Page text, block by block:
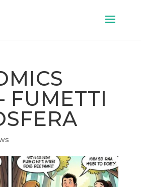
FUMETTI